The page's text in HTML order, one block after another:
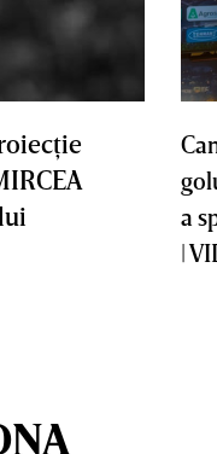
a
|